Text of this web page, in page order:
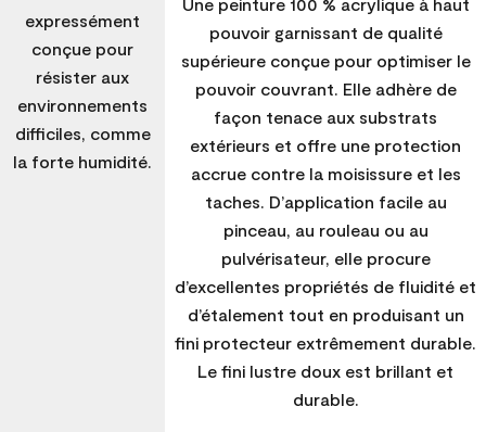
expressément
conçue pour
résister aux
environnements
difficiles, comme
la forte humidité.
Une peinture 100 % acrylique à haut
pouvoir garnissant de qualité
supérieure conçue pour optimiser le
pouvoir couvrant. Elle adhère de
façon tenace aux substrats
extérieurs et offre une protection
accrue contre la moisissure et les
taches. D’application facile au
pinceau, au rouleau ou au
pulvérisateur, elle procure
d’excellentes propriétés de fluidité et
d’étalement tout en produisant un
fini protecteur extrêmement durable.
Le fini lustre doux est brillant et
durable.